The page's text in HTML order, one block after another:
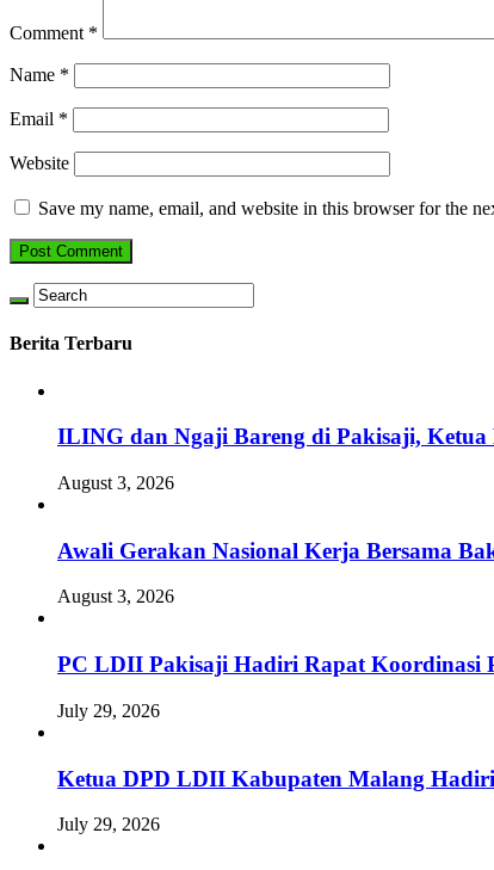
Comment *
Name *
Email *
Website
Save my name, email, and website in this browser for the
Berita Terbaru
ILING dan Ngaji Bareng di Pakisaji,
August 3, 2026
Awali Gerakan Nasional Kerja Bersama
August 3, 2026
PC LDII Pakisaji Hadiri Rapat Koordinasi
July 29, 2026
Ketua DPD LDII Kabupaten Malang
July 29, 2026